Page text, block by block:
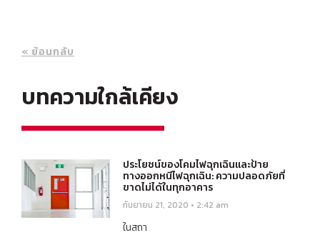
« ย้อนกลับ
บทความใกล้เคียง
ประโยชน์ของโคมไฟฉุกเฉินและป้าย
ทางออกหนีไฟฉุกเฉิน: ความปลอดภัยที่
ขาดไม่ได้ในทุกอาคาร
กันยายน 21, 2020 2:42 am
ในสถา